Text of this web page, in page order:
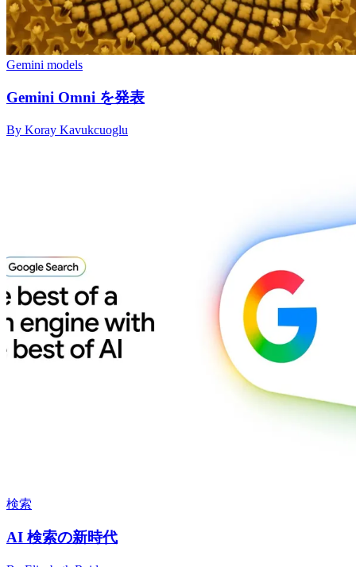
Gemini models
Gemini Omni を発表
By Koray Kavukcuoglu
検索
AI 検索の新時代